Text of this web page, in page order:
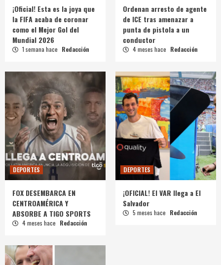
¡Oficial! Esta es la joya que
la FIFA acaba de coronar
como el Mejor Gol del
Mundial 2026
1 semana hace Redacción
Ordenan arresto de agente
de ICE tras amenazar a
punta de pistola a un
conductor
4 meses hace Redacción
DEPORTES
FOX DESEMBARCA EN
CENTROAMÉRICA Y
ABSORBE A TIGO SPORTS
4 meses hace Redacción
DEPORTES
¡OFICIAL! El VAR llega a El
Salvador
5 meses hace Redacción